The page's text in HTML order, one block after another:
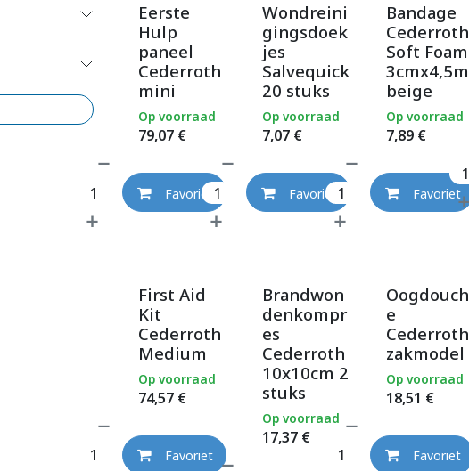
Eerste
Hulp
paneel
Cederroth
mini
79,07 €
Op voorraad
Favoriet
Wondreini
gingsdoek
jes
Salvequick
20 stuks
7,07€
Op voorraad
Favoriet
Bandage
Cederroth
Soft Foam
3cmx4,5m
beige
7,89€
Op voorraad
Favoriet
First Aid
Kit
Cederroth
Medium
74,57 €
Op voorraad
Favoriet
Brandwon
denkompr
es
Cederroth
10x10cm 2
stuks
17,37€
Op voorraad
Oogdouch
e
Cederroth
zakmodel
18,51 €
Op voorraad
Favoriet